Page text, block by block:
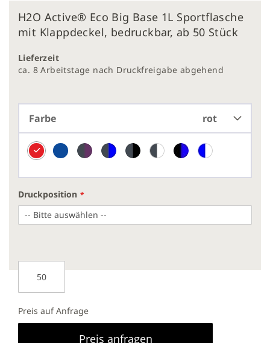
Anfang
der
Bildergalerie
H2O Active® Eco Big Base 1L Sportflasche
mit Klappdeckel, bedruckbar, ab 50 Stück
Lieferzeit
ca. 8 Arbeitstage nach Druckfreigabe abgehend
Farbe rot
Druckposition
Preis auf Anfrage
Preis anfragen